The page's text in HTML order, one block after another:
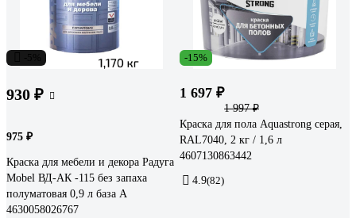
930 ₽
975 ₽
Краска для мебели и декора Радуга
Mobel ВД-АК -115 без запаха
полуматовая 0,9 л база А
4630058026767
-15%
1 697 ₽
1 997 ₽
Краска для пола Aquastrong серая,
RAL7040, 2 кг / 1,6 л
4607130863442
4.9(82)